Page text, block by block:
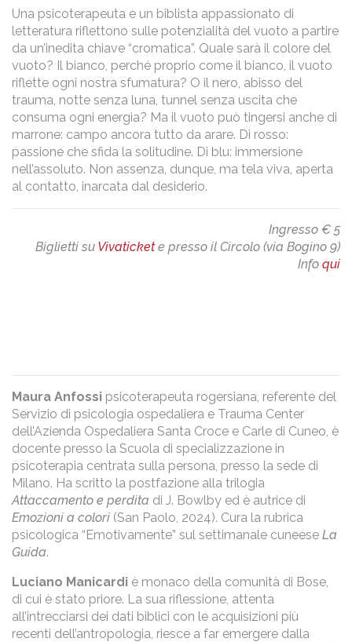
Una psicoterapeuta e un biblista appassionato di
letteratura riflettono sulle potenzialità del vuoto a partire
da un’inedita chiave “cromatica”. Quale sarà il colore del
vuoto? Il bianco, perché proprio come il bianco, il vuoto
riflette ogni nostra sfumatura? O il nero, abisso del
trauma, notte senza luna, tunnel senza uscita che
consuma ogni energia? Ma il vuoto può tingersi anche di
marrone: campo ancora tutto da arare. Di rosso:
passione che sfida la solitudine. Di blu: immersione
nell’assoluto. Non assenza, dunque, ma tela viva, aperta
al contatto, inarcata dal desiderio.
Ingresso € 5
Biglietti su Vivatickete presso il Circolo (via Bogino 9)
Info qui
Maura Anfossi psicoterapeuta rogersiana, referente del
Servizio di psicologia ospedaliera e Trauma Center
dell’Azienda Ospedaliera Santa Croce e Carle di Cuneo, è
docente presso la Scuola di specializzazione in
psicoterapia centrata sulla persona, presso la sede di
Milano. Ha scritto la postfazione alla trilogia
Attaccamento e perdita di J. Bowlby ed è autrice di
Emozioni a colori (San Paolo, 2024). Cura la rubrica
psicologica “Emotivamente” sul settimanale cuneese La
Guida.
Luciano Manicardi è monaco della comunità di Bose,
di cui è stato priore. La sua riflessione, attenta
all’intrecciarsi dei dati biblici con le acquisizioni più
recenti dell’antropologia, riesce a far emergere dalla